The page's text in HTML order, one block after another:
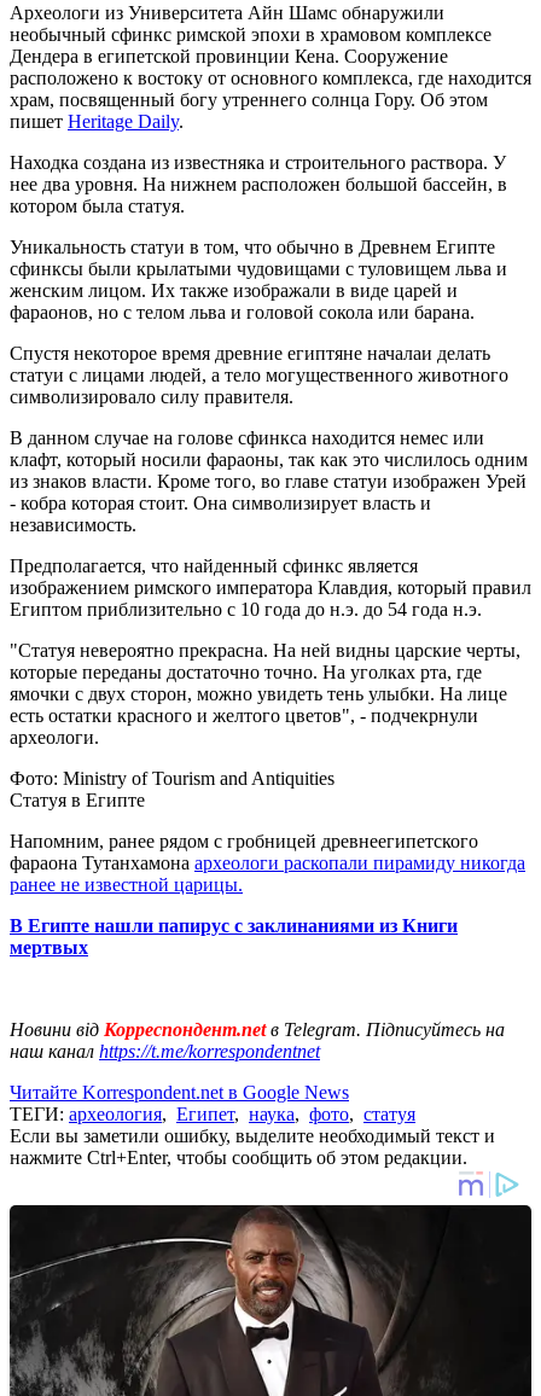
Археологи из Университета Айн Шамс обнаружили
необычный сфинкс римской эпохи в храмовом комплексе
Дендера в египетской провинции Кена. Сооружение
расположено к востоку от основного комплекса, где находится
храм, посвященный богу утреннего солнца Гору. Об этом
пишет Heritage Daily.
Находка создана из известняка и строительного раствора. У
нее два уровня. На нижнем расположен большой бассейн, в
котором была статуя.
Уникальность статуи в том, что обычно в Древнем Египте
сфинксы были крылатыми чудовищами с туловищем льва и
женским лицом. Их также изображали в виде царей и
фараонов, но с телом льва и головой сокола или барана.
Спустя некоторое время древние египтяне началаи делать
статуи с лицами людей, а тело могущественного животного
символизировало силу правителя.
В данном случае на голове сфинкса находится немес или
клафт, который носили фараоны, так как это числилось одним
из знаков власти. Кроме того, во главе статуи изображен Урей
- кобра которая стоит. Она символизирует власть и
независимость.
Предполагается, что найденный сфинкс является
изображением римского императора Клавдия, который правил
Египтом приблизительно с 10 года до н.э. до 54 года н.э.
"Статуя невероятно прекрасна. На ней видны царские черты,
которые переданы достаточно точно. На уголках рта, где
ямочки с двух сторон, можно увидеть тень улыбки. На лице
есть остатки красного и желтого цветов", - подчекрнули
археологи.
Фото: Ministry of Tourism and Antiquities
Статуя в Египте
Напомним, ранее рядом с гробницей древнеегипетского
фараона Тутанхамона археологи раскопали пирамиду никогда
ранее не известной царицы.
В Египте нашли папирус с заклинаниями из Книги
мертвых
Новини від Корреспондент.netв Telegram. Підписуйтесь на
наш канал https://t.me/korrespondentnet
Читайте Korrespondent.net в Google News
ТЕГИ: археология, Египет, наука, фото, статуя
Если вы заметили ошибку, выделите необходимый текст и
нажмите Ctrl+Enter, чтобы сообщить об этом редакции.